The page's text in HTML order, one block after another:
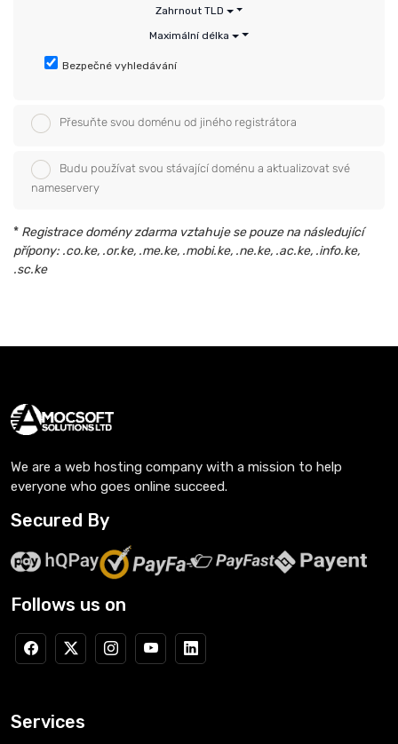
Zahrnout TLD
Maximální délka
Bezpečné vyhledávání
Přesuňte svou doménu od jiného registrátora
Budu používat svou stávající doménu a aktualizovat své
nameservery
* Registrace domény zdarma vztahuje se pouze na následující
přípony: .co.ke, .or.ke, .me.ke, .mobi.ke, .ne.ke, .ac.ke, .info.ke,
.sc.ke
We are a web hosting company with a mission to help
everyone who goes online succeed.
Secured By
Follows us on
Services